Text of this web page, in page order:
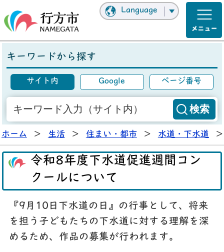
Language
キーワードから探す
サイト内 Google ページ番号
ホーム > 生活 > 住まい・都市 > 水道・下水道 >
令和8年度下水道促進週間コン
クールについて
『9月10日下水道の日』の行事として、将来
を担う子どもたちの下水道に対する理解を深
めるため、作品の募集が行われます。